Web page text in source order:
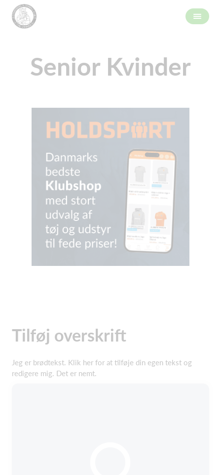
Senior Kvinder
Tilføj overskrift
Jeg er brødtekst. Klik her for at tilføje din egen tekst og
redigere mig. Det er nemt.